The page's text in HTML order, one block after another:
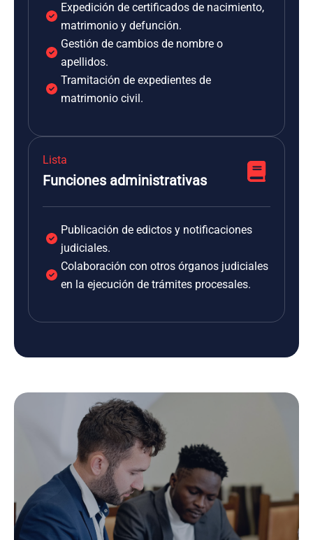
Expedición de certificados de nacimiento,
matrimonio y defunción.
Gestión de cambios de nombre o
apellidos.
Tramitación de expedientes de
matrimonio civil.
Lista
Funciones administrativas
Publicación de edictos y notificaciones
judiciales.
Colaboración con otros órganos judiciales
en la ejecución de trámites procesales.